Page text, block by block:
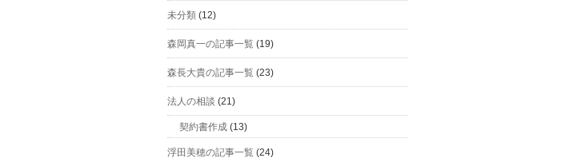
未分類 (12)
森岡真一の記事一覧 (19)
森長大貴の記事一覧 (23)
法人の相談 (21)
契約書作成 (13)
浮田美穂の記事一覧 (24)